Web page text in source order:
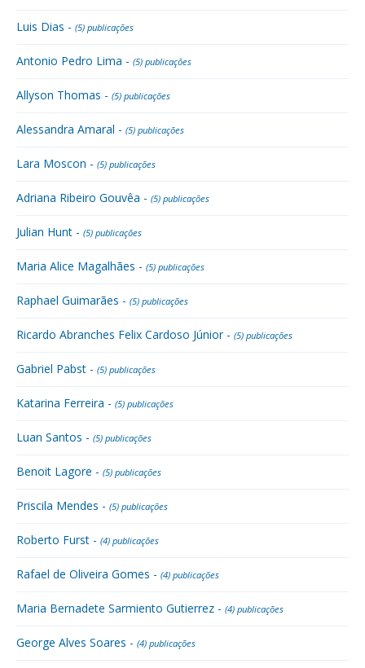
Luis Dias - (5) publicações
Antonio Pedro Lima - (5) publicações
Allyson Thomas - (5) publicações
Alessandra Amaral - (5) publicações
Lara Moscon - (5) publicações
Adriana Ribeiro Gouvêa - (5) publicações
Julian Hunt - (5) publicações
Maria Alice Magalhães - (5) publicações
Raphael Guimarães - (5) publicações
Ricardo Abranches Felix Cardoso Júnior - (5) publicações
Gabriel Pabst - (5) publicações
Katarina Ferreira - (5) publicações
Luan Santos - (5) publicações
Benoit Lagore - (5) publicações
Priscila Mendes - (5) publicações
Roberto Furst - (4) publicações
Rafael de Oliveira Gomes - (4) publicações
Maria Bernadete Sarmiento Gutierrez - (4) publicações
George Alves Soares - (4) publicações